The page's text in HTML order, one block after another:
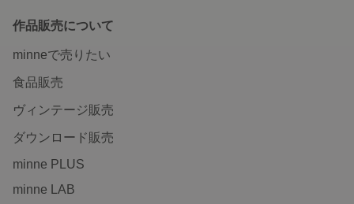
作品販売について
minneで売りたい
食品販売
ヴィンテージ販売
ダウンロード販売
minne PLUS
minne LAB